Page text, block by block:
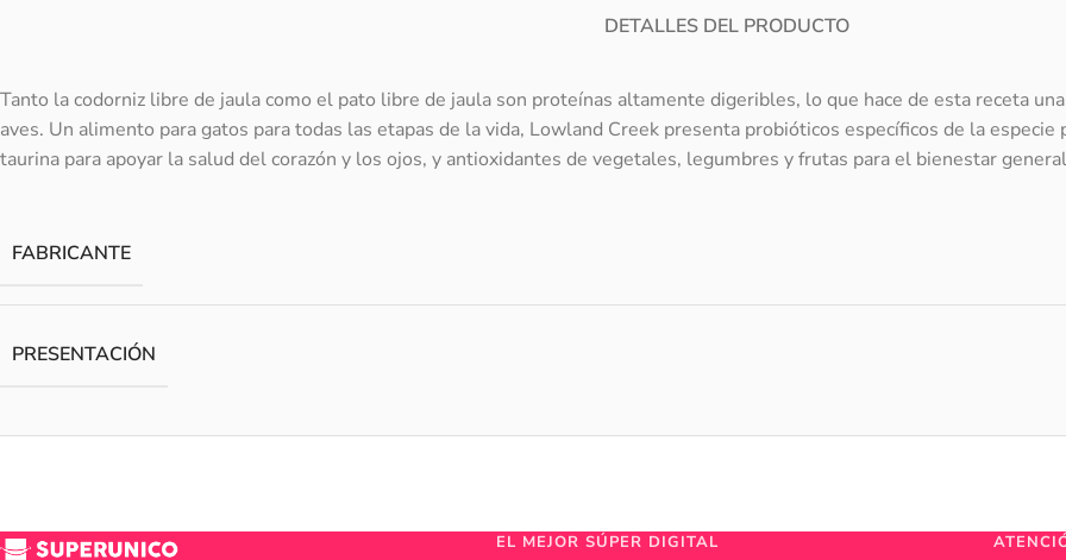
DETALLES DEL PRODUCTO
Tanto la codorniz libre de jaula como el pato libre de jaula son proteínas altamente digeribles, lo que hace de esta receta
aves. Un alimento para gatos para todas las etapas de la vida, Lowland Creek presenta probióticos específicos de la
taurina para apoyar la salud del corazón y los ojos, y antioxidantes de vegetales, legumbres y frutas para el bienestar
FABRICANTE
PRESENTACIÓN
EL MEJOR SÚPER DIGITAL